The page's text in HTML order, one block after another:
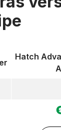
Hatch